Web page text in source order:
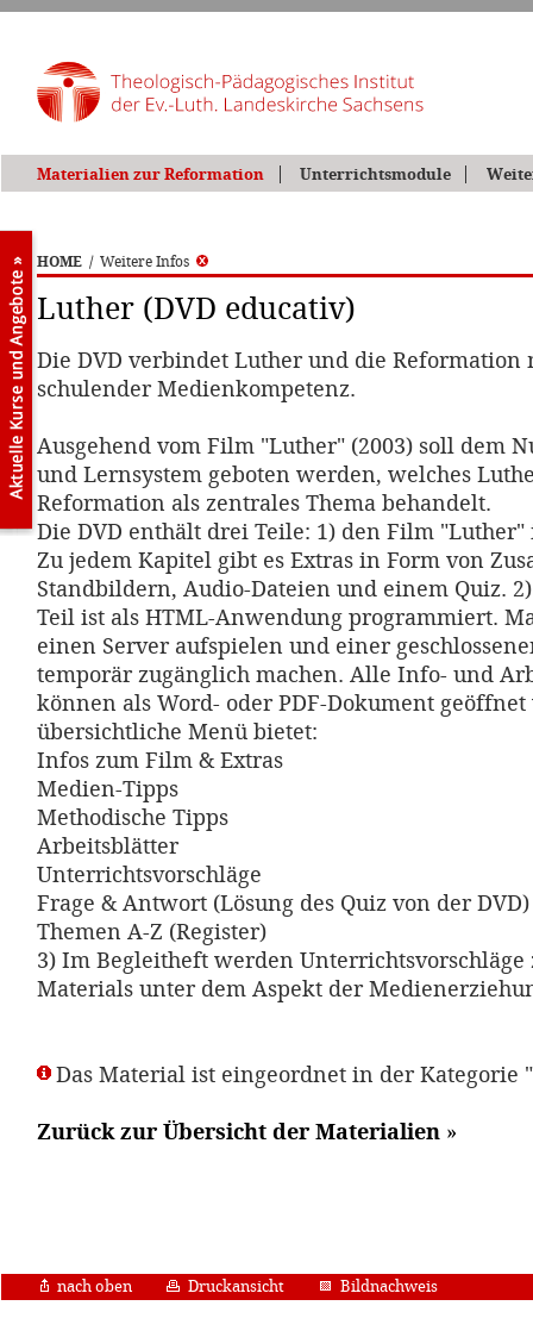
Materialien zur Reformation Unterrichtsmodule
HOME / Weitere Infos
Luther (DVD educativ)
Die DVD verbindet Luther und die Reformation
schulender Medienkompetenz.
Ausgehend vom Film "Luther" (2003) soll dem
und Lernsystem geboten werden, welches
Reformation als zentrales Thema behandelt.
Die DVD enthält drei Teile: 1) den Film
Zu jedem Kapitel gibt es Extras in Form von
Standbildern, Audio-Dateien und einem Quiz. 2)
Teil ist als HTML-Anwendung programmiert.
einen Server aufspielen und einer
temporär zugänglich machen. Alle Info- und
können als Word- oder PDF-Dokument geöffnet
übersichtliche Menü bietet:
Infos zum Film & Extras
Medien-Tipps
Methodische Tipps
Arbeitsblätter
Unterrichtsvorschläge
Frage & Antwort (Lösung des Quiz von der DVD)
Themen A-Z (Register)
3) Im Begleitheft werden Unterrichtsvorschläge
Materials unter dem Aspekt der
Das Material ist eingeordnet in der Kategorie
Zurück zur Übersicht der Materialien »
nach oben Druckansicht Bildnachweis